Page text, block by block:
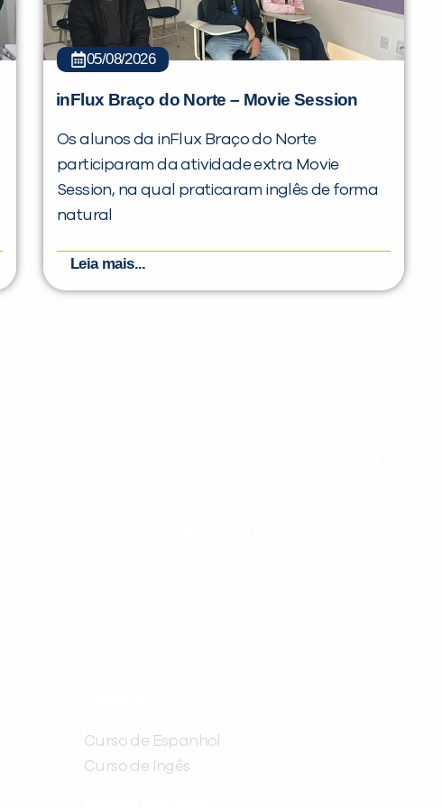
05/08/2026
inFlux Braço do Norte – Movie Session
Os alunos da inFlux Braço do Norte
participaram da atividade extra Movie
Session, na qual praticaram inglês de forma
natural
Leia mais...
Curso de Espanhol
Curso de Ingês
PEÇA UMA DEMONSTRAÇÃO DE MÉTODO